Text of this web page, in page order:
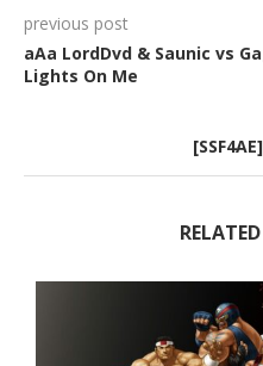
previous post
aAa LordDvd & Saunic vs
Lights On Me